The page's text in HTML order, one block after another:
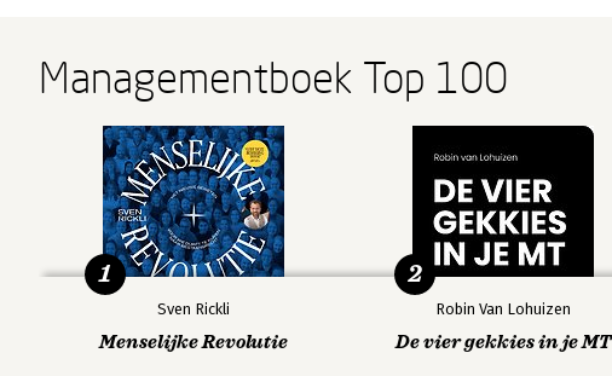
Managementboek Top 100
Sven Rickli
Menselijke Revolutie
1
Robin Van Lohuizen
De vier gekkies in je MT
2